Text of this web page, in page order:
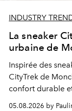
INDUSTRY
La sneaker
urbaine de
Inspirée des
CityTrek de
confort durable
accompagner
05.08.2026 by